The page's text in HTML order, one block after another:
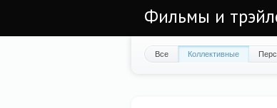
Фильмы и
Все Коллективные